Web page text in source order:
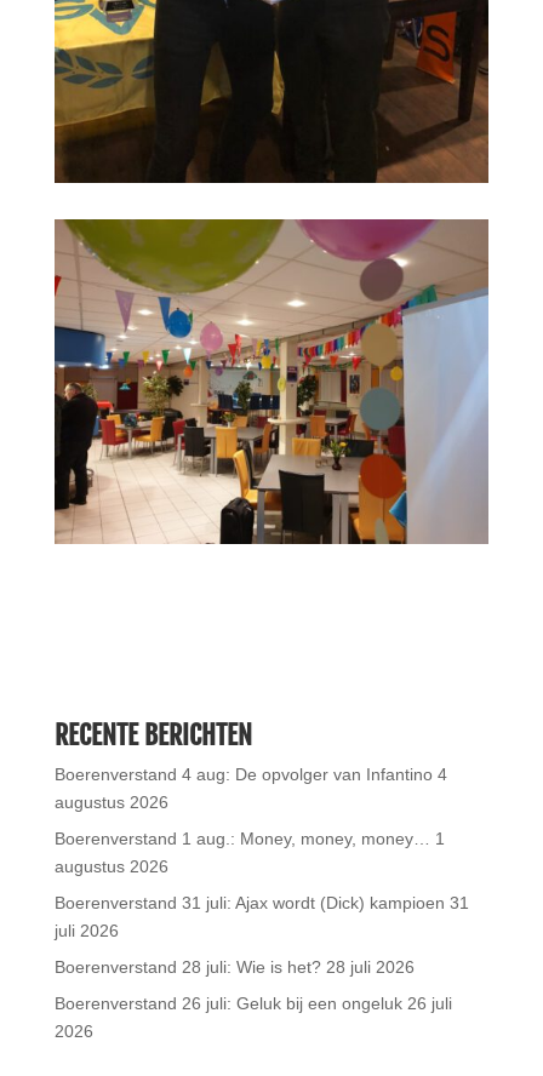
RECENTE BERICHTEN
Boerenverstand 4 aug: De opvolger van Infantino 4
augustus 2026
Boerenverstand 1 aug.: Money, money, money… 1
augustus 2026
Boerenverstand 31 juli: Ajax wordt (Dick) kampioen 31
juli 2026
Boerenverstand 28 juli: Wie is het? 28 juli 2026
Boerenverstand 26 juli: Geluk bij een ongeluk 26 juli
2026